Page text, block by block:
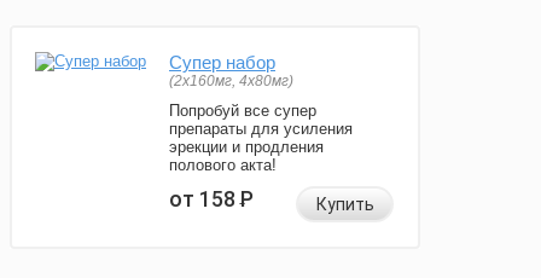
Супер набор
(2х160мг, 4х80мг)
Попробуй все супер
препараты для усиления
эрекции и продления
полового акта!
от 158Р Купить